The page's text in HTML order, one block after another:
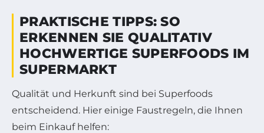
PRAKTISCHE TIPPS: SO
ERKENNEN SIE QUALITATIV
HOCHWERTIGE SUPERFOODS IM
SUPERMARKT
Qualität und Herkunft sind bei Superfoods
entscheidend. Hier einige Faustregeln, die Ihnen
beim Einkauf helfen: